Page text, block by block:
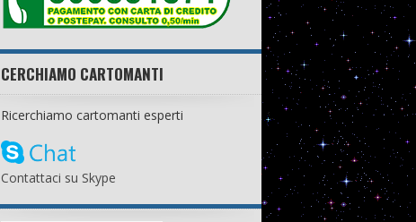
CERCHIAMO CARTOMANTI
Ricerchiamo cartomanti esperti
Contattaci su Skype